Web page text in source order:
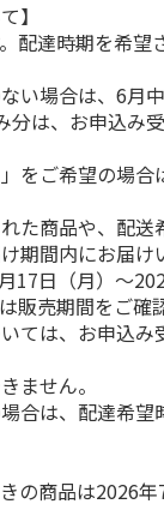
】
配達時期を希望
い場合は、6月
分は、お申込み
をご希望の場
た商品や、配送
期間内にお届け
17日（月）～
販売期間をご確
ては、お申込
ません。
合は、配達希望
の商品は2026